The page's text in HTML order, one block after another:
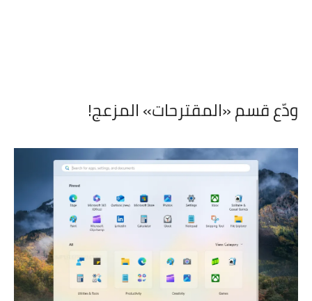
ودّع قسم «المقترحات» المزعج!